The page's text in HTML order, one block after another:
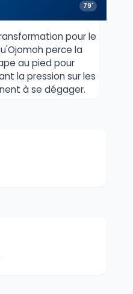
79'
pour le
perce la
au pied pour
la pression sur les
à se dégager.